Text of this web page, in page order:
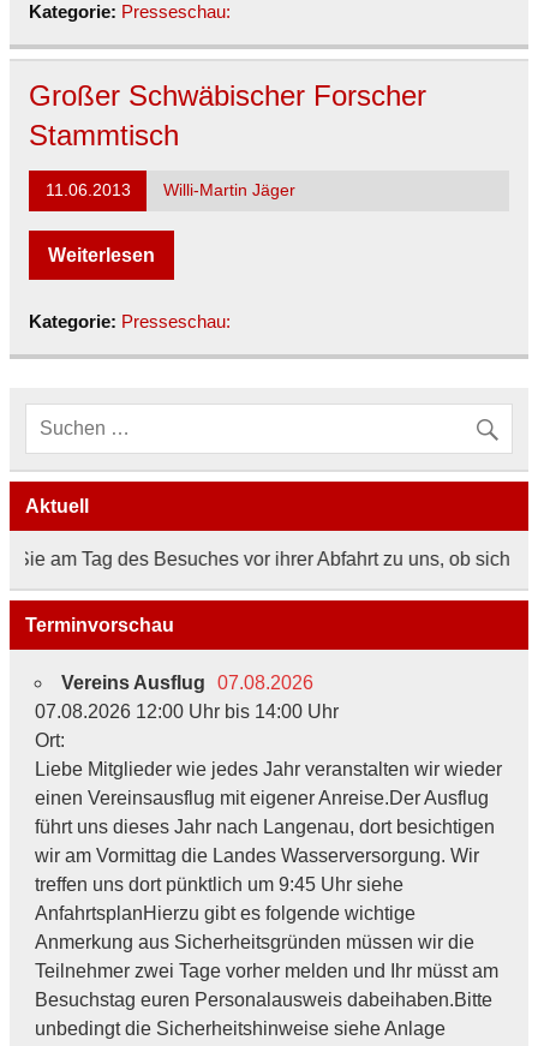
Kategorie: Presseschau:
Großer Schwäbischer Forscher
Stammtisch
11.06.2013 Willi-Martin Jäger
Weiterlesen
Kategorie: Presseschau:
Aktuell
am Tag des Besuches vor ihrer Abfahrt zu uns, ob sich an
Terminvorschau
Vereins Ausflug
07.08.2026
07.08.2026 12:00 Uhr bis 14:00 Uhr
Ort:
Liebe Mitglieder wie jedes Jahr veranstalten wir wieder
einen Vereinsausflug mit eigener Anreise.Der Ausflug
führt uns dieses Jahr nach Langenau, dort besichtigen
wir am Vormittag die Landes Wasserversorgung. Wir
treffen uns dort pünktlich um 9:45 Uhr siehe
AnfahrtsplanHierzu gibt es folgende wichtige
Anmerkung aus Sicherheitsgründen müssen wir die
Teilnehmer zwei Tage vorher melden und Ihr müsst am
Besuchstag euren Personalausweis dabeihaben.Bitte
unbedingt die Sicherheitshinweise siehe Anlage